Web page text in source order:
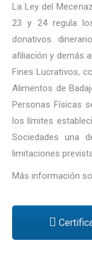
La Ley del
23 y 24 regula
donativos
afiliación y demás
Fines Lucrativos,
Alimentos de
Personas Físicas
los límites
Sociedades una
limitaciones
Más información